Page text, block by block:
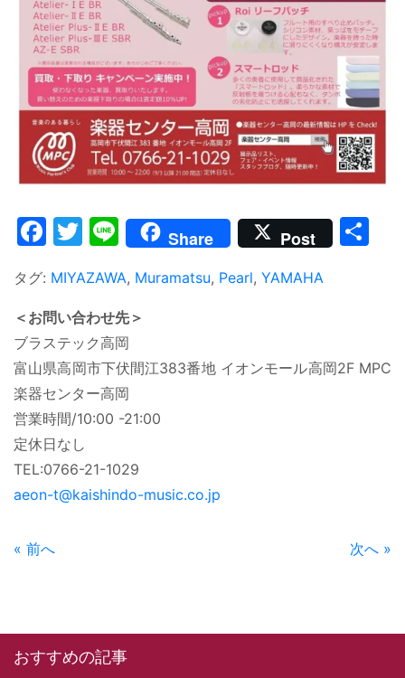
Facebook
Twitter
LineShare Post
タグ: MIYAZAWA, Muramatsu, Pearl, YAMAHA
＜お問い合わせ先＞
ブラステック高岡
富山県高岡市下伏間江383番地 イオンモール高岡2F MPC
楽器センター高岡
営業時間/10:00 -21:00
定休日なし
TEL:0766-21-1029
aeon-t@kaishindo-music.co.jp
« 前へ 次へ »
おすすめの記事